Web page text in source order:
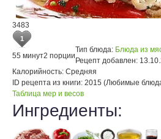
3483
1
55 минут2 порции
Тип блюда: Блюда из
Рецепт добавлен:
Калорийность: Средняя
ID рецепта из книги: 2015 (Любимые
Таблица мер и весов
Ингредиенты: